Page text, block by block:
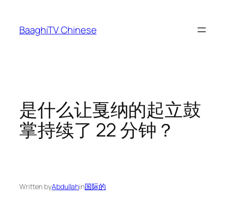
content
BaaghiTV Chinese
是什么让戛纳的起立鼓
掌持续了 22 分钟？
Written byAbdullahin国际的